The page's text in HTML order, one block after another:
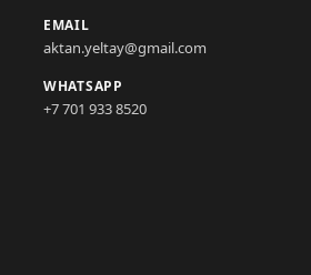
EMAIL
aktan.yeltay@gmail.com
WHATSAPP
+7 701 933 8520